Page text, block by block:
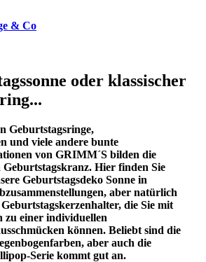
& Co
oder klassischer
Geburtstagsringe,
und viele andere bunte
von GRIMM´S bilden die
Hier finden Sie
Geburtstagsdeko Sonne in
aber natürlich
die Sie mit
zu einer individuellen
können. Beliebt sind die
aber auch die
Serie kommt gut an.